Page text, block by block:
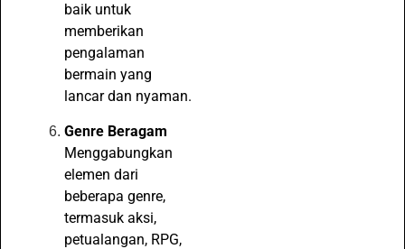
baik untuk
memberikan
pengalaman
bermain yang
lancar dan nyaman.
Genre Beragam
Menggabungkan
elemen dari
beberapa genre,
termasuk aksi,
petualangan, RPG,